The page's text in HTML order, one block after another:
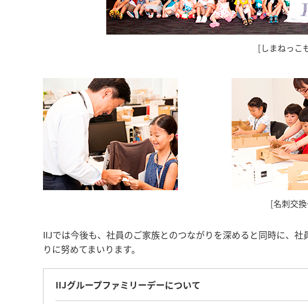
[しまねっこ
[名刺交
IIJでは今後も、社員のご家族とのつながりを深めると同時に、
りに努めてまいります。
IIJグループファミリーデーについて